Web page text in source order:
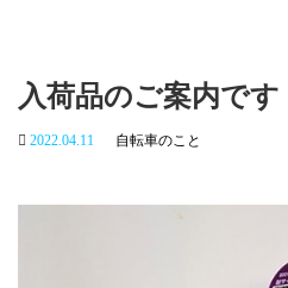
入荷品のご案内です
2022.04.11 自転車のこと